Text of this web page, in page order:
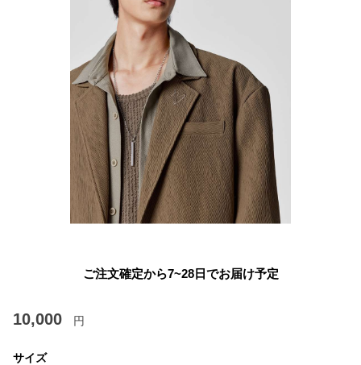
ご注文確定から7~28日でお届け予定
10,000 円
サイズ